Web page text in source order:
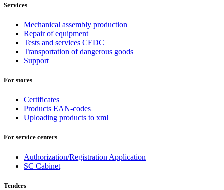
Services
Mechanical assembly production
Repair of equipment
Tests and services CEDC
Transportation of dangerous goods
Support
For stores
Certificates
Products EAN-codes
Uploading products to xml
For service centers
Authorization/Registration Application
SC Cabinet
Tenders